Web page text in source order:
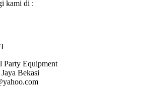
kami di :
Party Equipment
Bekasi